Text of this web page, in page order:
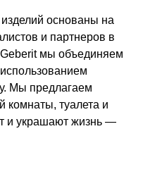
основаны на
и партнеров в
мы объединяем
Мы предлагаем
туалета и
и украшают жизнь —